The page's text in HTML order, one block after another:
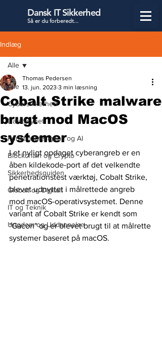
Dansk IT Sikkerhed
Så er du forberedt...
Indlæg
Alle
Cybersikkerhed
Datatilsynet
Kunstig Intelligens og AI
Blockchain og Crypto
Sikkerhedsguiden
Globalt og Digitalt
IT og Teknik
Ungdom og Uddannelse
Alle
Cobalt Strike malware
brugt mod MacOS
systemer
Thomas Pedersen
13. jun. 2023 3 min læsning
I et nyligt opdaget cyberangreb er en
åben kildekode-port af det velkendte
penetrationstest værktøj, Cobalt Strike,
blevet udnyttet i målrettede angreb
mod macOS-operativsystemet. Denne
variant af Cobalt Strike er kendt som
"Gacon" og er blevet brugt til at målrette
systemer baseret på macOS.